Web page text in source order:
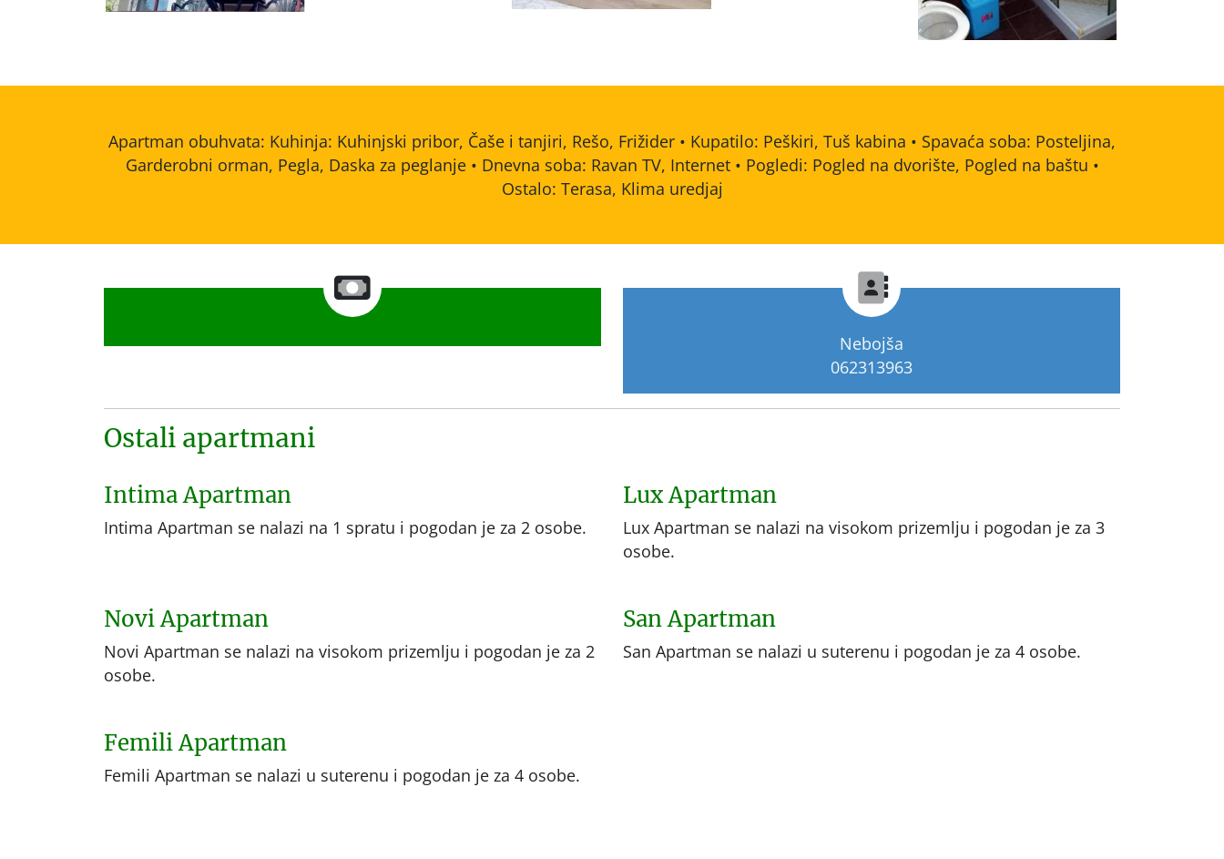
Apartman obuhvata: Kuhinja: Kuhinjski pribor, Čaše i tanjiri, Rešo, Frižider • Kupatilo: Peškiri, Tuš kabina • Spavaća soba: Posteljina,
Garderobni orman, Pegla, Daska za peglanje • Dnevna soba: Ravan TV, Internet • Pogledi: Pogled na dvorište, Pogled na baštu •
Ostalo: Terasa, Klima uredjaj
Nebojša
062313963
Ostali apartmani
Intima Apartman
Intima Apartman se nalazi na 1 spratu i pogodan je za 2 osobe.
Lux Apartman
Lux Apartman se nalazi na visokom prizemlju i pogodan je za 3
osobe.
Novi Apartman
Novi Apartman se nalazi na visokom prizemlju i pogodan je za 2
osobe.
San Apartman
San Apartman se nalazi u suterenu i pogodan je za 4 osobe.
Femili Apartman
Femili Apartman se nalazi u suterenu i pogodan je za 4 osobe.